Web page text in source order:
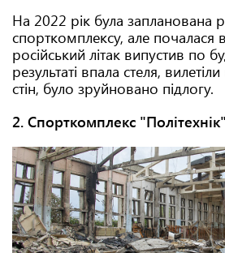
На 2022 рік була запланована
спорткомплексу, але почалася
російський літак випустив по
результаті впала стеля,
стін, було зруйновано підлогу.
2. Спорткомплекс "Політехнік"